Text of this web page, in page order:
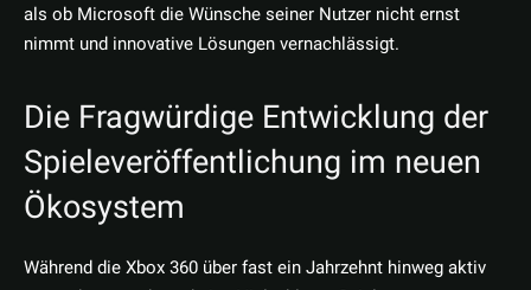
als ob Microsoft die Wünsche seiner Nutzer nicht ernst
nimmt und innovative Lösungen vernachlässigt.
Die Fragwürdige Entwicklung der
Spieleveröffentlichung im neuen
Ökosystem
Während die Xbox 360 über fast ein Jahrzehnt hinweg aktiv